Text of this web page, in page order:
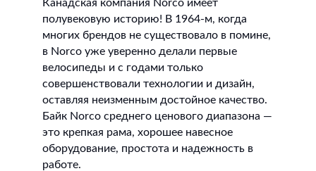
Канадская компания Norco имеет
полувековую историю! В 1964-м, когда
многих брендов не существовало в помине,
в Norco уже уверенно делали первые
велосипеды и с годами только
совершенствовали технологии и дизайн,
оставляя неизменным достойное качество.
Байк Norco среднего ценового диапазона —
это крепкая рама, хорошее навесное
оборудование, простота и надежность в
работе.